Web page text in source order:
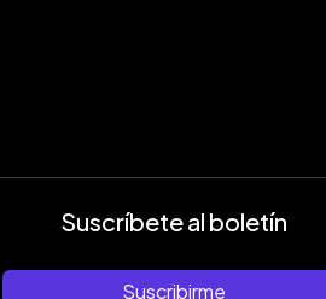
Suscríbete al boletín
Suscribirme